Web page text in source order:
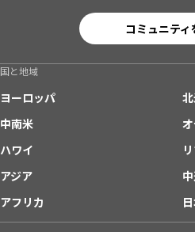
コミュニティ
国と地域
ヨーロッパ
中南米
ハワイ
アジア
アフリカ